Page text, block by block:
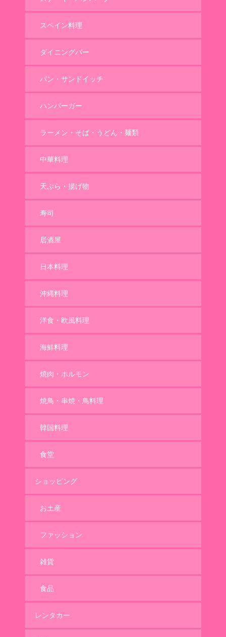
スペイン料理
ダイニングバー
パン・サンドイッチ
ハンバーガー
ラーメン・そば・うどん・麺類
中華料理
天ぷら・揚げ物
寿司
居酒屋
日本料理
沖縄料理
洋食・欧風料理
海鮮料理
焼肉・ホルモン
焼鳥・串焼・鳥料理
韓国料理
食堂
ショッピング
お土産
ファッション
雑貨
食品
レンタカー